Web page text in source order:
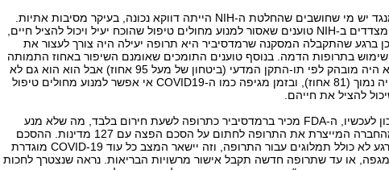
מנגד יש מי שחושבים שהחלטת ה-NIH הייתה דווקא נכונה, בעיקר מסיבות אתיות.
המצדדים ב-NIH טוענים שאסור למנוע מחולים טיפול שהוכח יעיל ויכול להציל חיים,
ברגע שהתקבלה המסקנה שרמדסיביר היא תרופה יעילה היה צורך לעצור את
בתרופות הדמה. בנוסף טוענים התומכים שאומנם השיפור באחוז התמותה
לא היה מובהק לפי תו-התקן המדעי (ביטחון של מעל 95 אחוז) אבל הוא הוא גם לא
היה נמוך (81 אחוז), ובזמן מגיפה כמו ה-COVID19 אי אפשר למנוע מחולים טיפול
להציל את חייהם.
נכון לעכשיו, ה-FDA מכיר ברמדסיביר כתרופה לשעת חירום בלבד, מה שלא מנע
מהחברה המייצרת את התרופה לחתום על הסכם הפצה עם 127 מדינות. ההסכם
כרגע לא כולל תמלוגים עבור התרופה, וזה יישאר המצב כל עוד COVID-19 מוגדרת
או עד שתרופה חדשה תקבל אישור מרשויות הבריאות. נראה שנצטרך לחכות